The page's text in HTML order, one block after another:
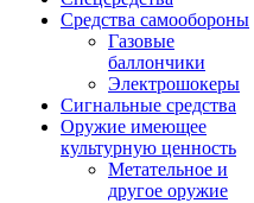
Средства самообороны
Газовые
баллончики
Электрошокеры
Сигнальные средства
Оружие имеющее
культурную ценность
Метательное и
другое оружие